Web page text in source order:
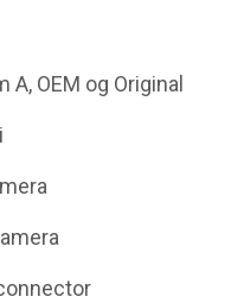
OEM og Original